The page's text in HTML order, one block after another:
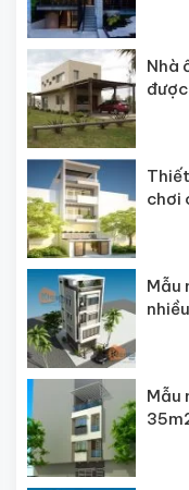
Nhà
chơi
Mẫu
Mẫu